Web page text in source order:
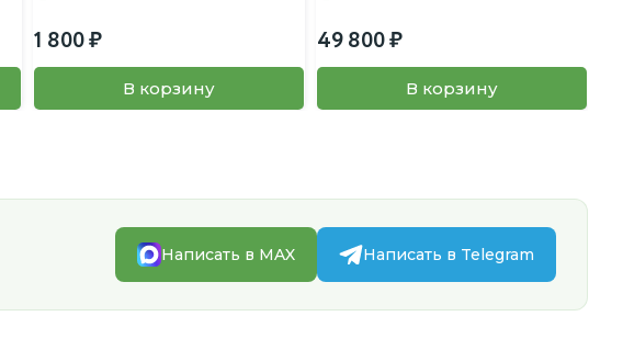
1 800
В корзину
49 800
В корзину
Написать в MAX Написать в Telegram